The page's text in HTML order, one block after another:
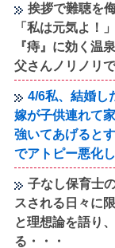
挨拶で難聴を
「私は元気よ！
『痔』に効く温
父さんノリノリ
4/6私、結婚し
嫁が子供連れて
強いてあげると
でアトピー悪化
子なし保育士
スされる日々に
と理想論を語り
る・・・